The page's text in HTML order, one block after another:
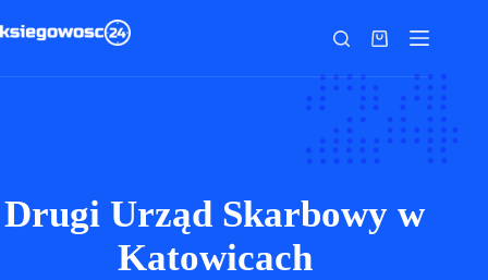
do
Koszyk
Drugi Urząd Skarbowy w
Katowicach